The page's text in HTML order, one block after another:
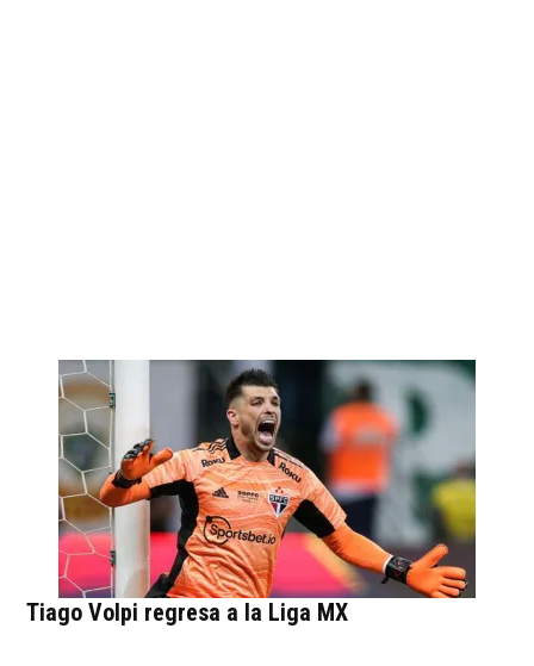
Tiago Volpi regresa a la Liga MX